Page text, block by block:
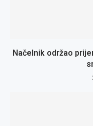
Načelnik održao